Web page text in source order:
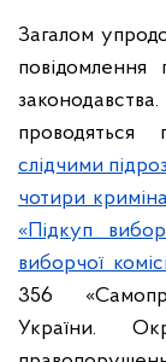
Загалом
проводяться
слідчими
чотири
«Підкуп
виборчої
356
України.